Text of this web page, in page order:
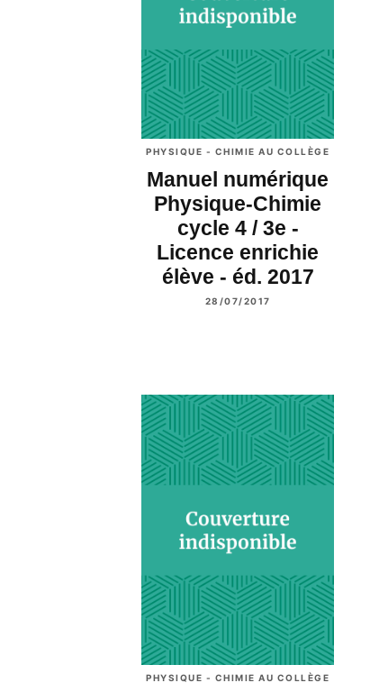
PHYSIQUE - CHIMIE AU COLLÈGE
Manuel numérique
Physique-Chimie
cycle 4 / 3e -
Licence enrichie
élève - éd. 2017
28/07/2017
PHYSIQUE - CHIMIE AU COLLÈGE